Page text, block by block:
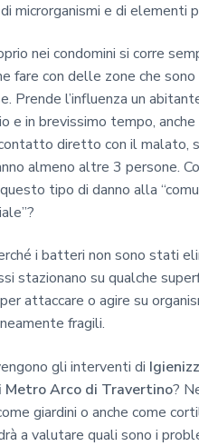
microrganismi e di elementi
nei condomini si corre
fare con delle zone che
Prende l’influenza un
e in brevissimo tempo,
diretto con il malato,
almeno altre 3 persone.
tipo di danno alla
i batteri non sono stati
stazionano su qualche
attaccare o agire su
fragili.
gli interventi di
Arco di Travertino?
giardini o anche come
a valutare quali sono i